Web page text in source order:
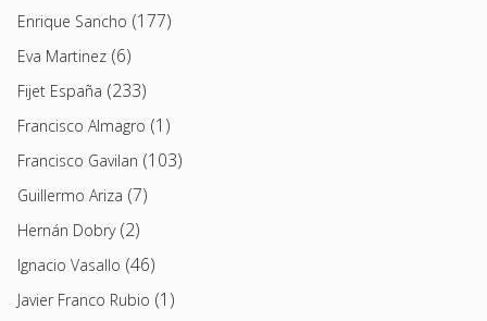
Enrique Sancho (177)
Eva Martinez (6)
Fijet España (233)
Francisco Almagro (1)
Francisco Gavilan (103)
Guillermo Ariza (7)
Hernán Dobry(2)
Ignacio Vasallo (46)
Javier Franco Rubio (1)